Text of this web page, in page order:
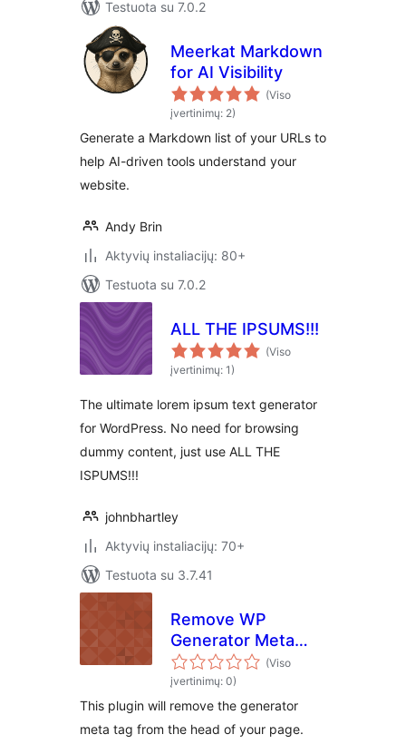
Testuota su 7.0.2
Meerkat Markdown
for AI Visibility
(Viso
įvertinimų: 2)
Generate a Markdown list of your URLs to
help AI-driven tools understand your
website.
Andy Brin
Aktyvių instaliacijų: 80+
Testuota su 7.0.2
ALL THE IPSUMS!!!
(Viso
įvertinimų: 1)
The ultimate lorem ipsum text generator
for WordPress. No need for browsing
dummy content, just use ALL THE
ISPUMS!!!
johnbhartley
Aktyvių instaliacijų: 70+
Testuota su 3.7.41
Remove WP
Generator Meta
Tag
(Viso
įvertinimų: 0)
This plugin will remove the generator
meta tag from the head of your page.